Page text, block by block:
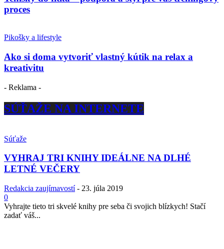
proces
Pikošky a lifestyle
Ako si doma vytvoriť vlastný kútik na relax a
kreativitu
- Reklama -
SÚŤAŽE NA INTERNETE
Súťaže
VYHRAJ TRI KNIHY IDEÁLNE NA DLHÉ
LETNÉ VEČERY
Redakcia zaujímavostí - 23. júla 2019
0
Vyhrajte tieto tri skvelé knihy pre seba či svojich blízkych! Stačí
zadať váš...